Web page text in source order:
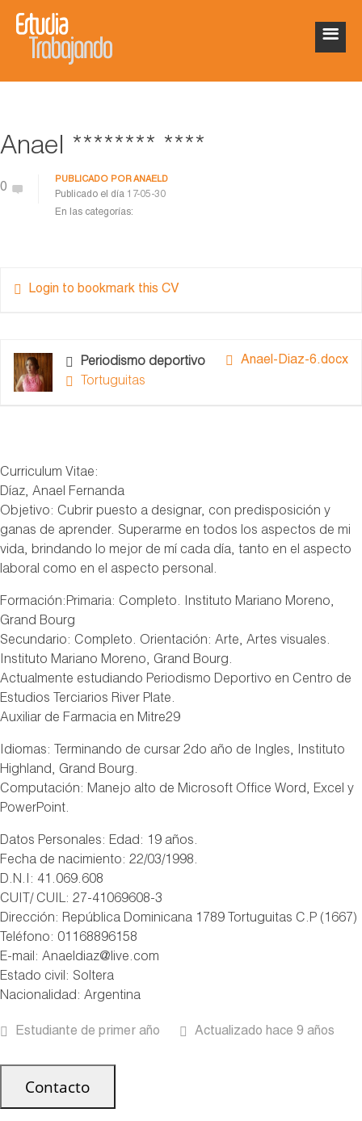
Anael ******** ****
0
PUBLICADO PORANAELD
Publicado el día 17-05-30
En las categorías:
Login to bookmark this CV
Anael-Diaz-6.docx
Periodismo deportivo
Tortuguitas
Curriculum Vitae:
Díaz, Anael Fernanda
Objetivo: Cubrir puesto a designar, con predisposición y
ganas de aprender. Superarme en todos los aspectos de mi
vida, brindando lo mejor de mí cada día, tanto en el aspecto
laboral como en el aspecto personal.
Formación:Primaria: Completo. Instituto Mariano Moreno,
Grand Bourg
Secundario: Completo. Orientación: Arte, Artes visuales.
Instituto Mariano Moreno, Grand Bourg.
Actualmente estudiando Periodismo Deportivo en Centro de
Estudios Terciarios River Plate.
Auxiliar de Farmacia en Mitre29
Idiomas: Terminando de cursar 2do año de Ingles, Instituto
Highland, Grand Bourg.
Computación: Manejo alto de Microsoft Office Word, Excel y
PowerPoint.
Datos Personales: Edad: 19 años.
Fecha de nacimiento: 22/03/1998.
D.N.I: 41.069.608
CUIT/ CUIL: 27-41069608-3
Dirección: República Dominicana 1789 Tortuguitas C.P (1667)
Teléfono: 01168896158
E-mail: Anaeldiaz@live.com
Estado civil: Soltera
Nacionalidad: Argentina
Estudiante de primer año Actualizado hace 9 años